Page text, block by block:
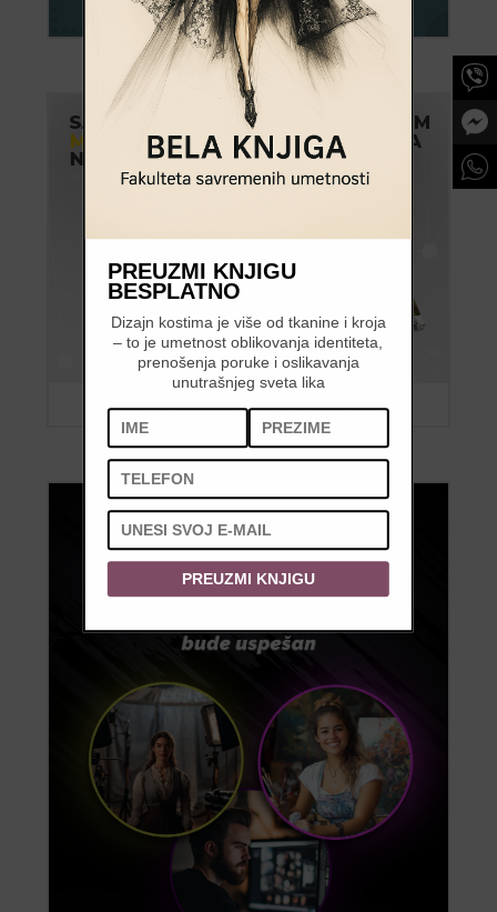
PREUZMI KNJIGU
BESPLATNO
Dizajn kostima je više od tkanine i kroja
– to je umetnost oblikovanja identiteta,
prenošenja poruke i oslikavanja
unutrašnjeg sveta lika
PREUZMI KNJIGU